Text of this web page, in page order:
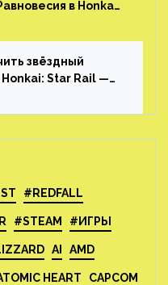
в Honkai:
звёздный
Star Rail —
#REDFALL
#STEAM #ИГРЫ
AI AMD
HEART CAPCOM